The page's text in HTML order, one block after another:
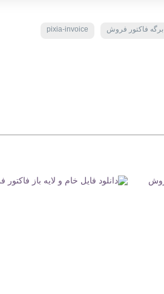
برگه فاکتور فروش pixia-invoice